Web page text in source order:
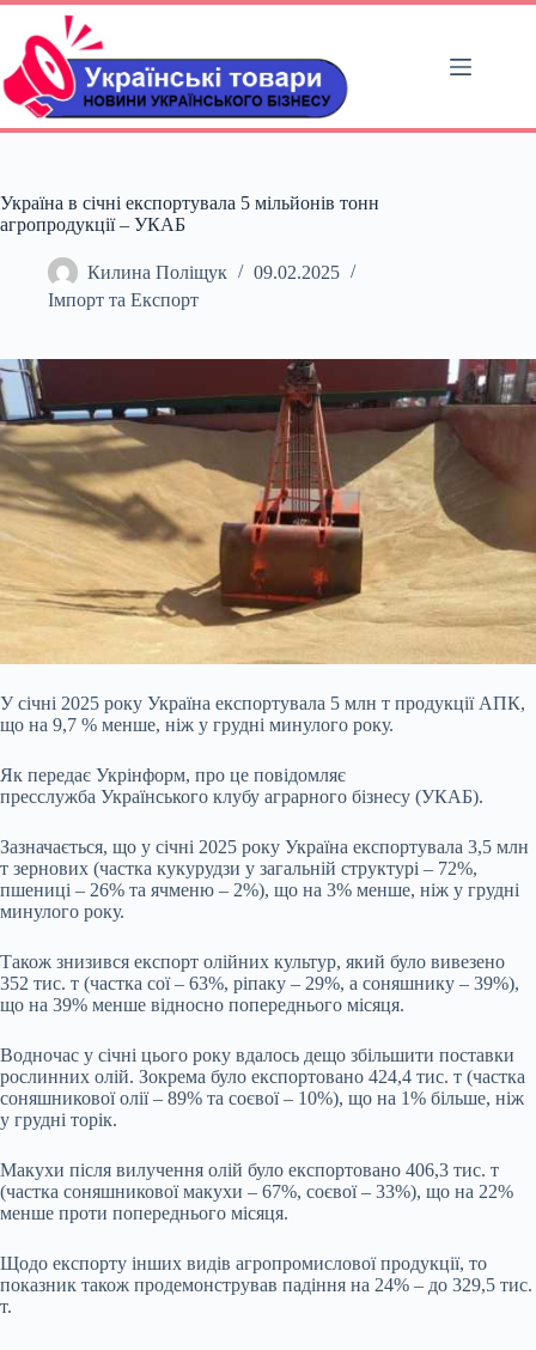
Перейти
вмісту
Україна в січні експортувала 5 мільйонів тонн
агропродукції – УКАБ
Килина Поліщук
09.02.2025
Імпорт та Експорт
У січні 2025 року Україна експортувала 5 млн т продукції АПК,
що на 9,7 % менше, ніж у грудні минулого року.
Як передає Укрінформ, про це повідомляє
пресслужба Українського клубу аграрного бізнесу (УКАБ).
Зазначається, що у січні 2025 року Україна експортувала 3,5 млн
т зернових (частка кукурудзи у загальній структурі – 72%,
пшениці – 26% та ячменю – 2%), що на 3% менше, ніж у грудні
минулого року.
Також знизився експорт олійних культур, який було вивезено
352 тис. т (частка сої – 63%, ріпаку – 29%, а соняшнику – 39%),
що на 39% менше відносно попереднього місяця.
Водночас у січні цього року вдалось дещо збільшити поставки
рослинних олій. Зокрема було експортовано 424,4 тис. т (частка
соняшникової олії – 89% та соєвої – 10%), що на 1% більше, ніж
у грудні торік.
Макухи після вилучення олій було експортовано 406,3 тис. т
(частка соняшникової макухи – 67%, соєвої – 33%), що на 22%
менше проти попереднього місяця.
Щодо експорту інших видів агропромислової продукції, то
показник також продемонстрував падіння на 24% – до 329,5 тис.
т.